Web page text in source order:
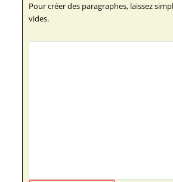
Pour créer des paragraphes, laissez
vides.